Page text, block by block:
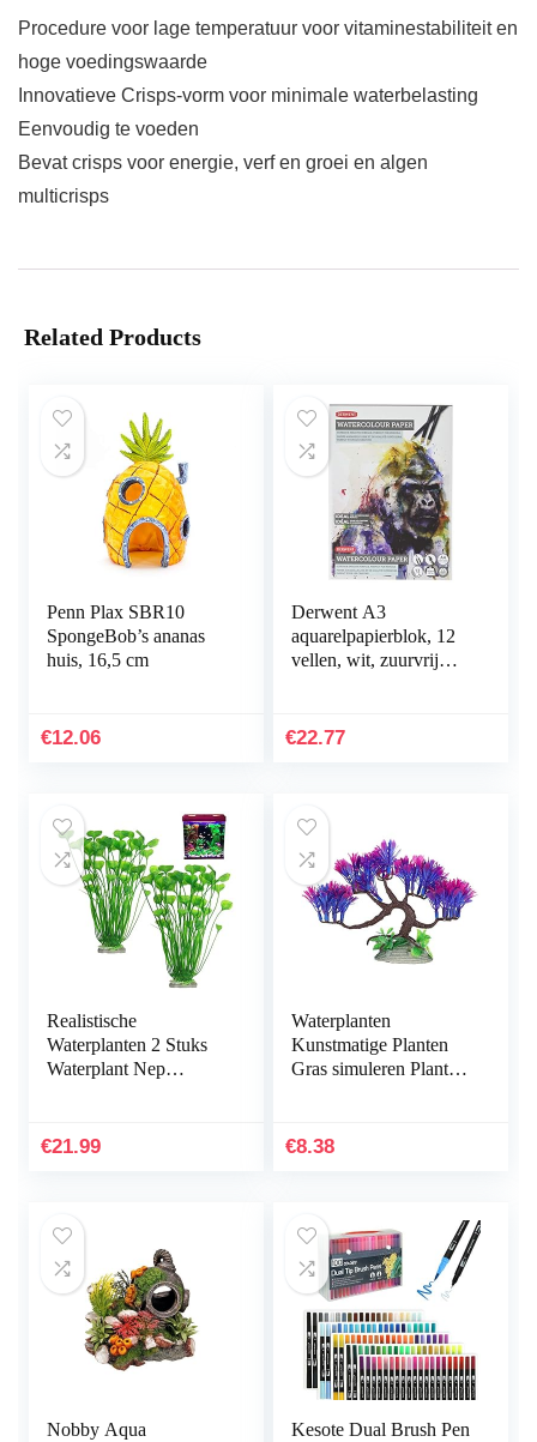
Procedure voor lage temperatuur voor vitaminestabiliteit en
hoge voedingswaarde
Innovatieve Crisps-vorm voor minimale waterbelasting
Eenvoudig te voeden
Bevat crisps voor energie, verf en groei en algen
multicrisps
Related Products
Penn Plax SBR10
SpongeBob’s ananas
huis, 16,5 cm
€12.06
Derwent A3
aquarelpapierblok, 12
vellen, wit, zuurvrij
€22.77
Realistische
Waterplanten 2 Stuks
Waterplant Nep
Kunstmatige
€21.99
Waterplanten
Kunstmatige Planten
Gras simuleren Planten
Aquarium Groen
€8.38
Nobby Aqua
Kesote Dual Brush Pen